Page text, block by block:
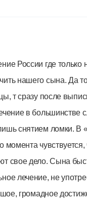
России где только
нашего сына. Да
т сразу после
в большинстве
снятием ломки. В
момента чувствуется,
свое дело. Сына
лечение, не
громадное